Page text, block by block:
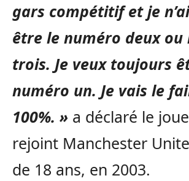
gars compétitif et je
être le numéro deux ou
trois. Je veux toujours
numéro un. Je vais le
100%. » a déclaré le
rejoint Manchester
de 18 ans, en 2003.